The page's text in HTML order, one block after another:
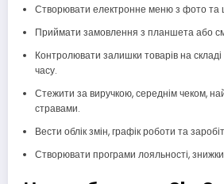
Створювати електронне меню з фото та
Приймати замовлення з планшета або
Контролювати залишки товарів на
часу.
Стежити за виручкою, середнім чеком,
стравами.
Вести облік змін, графік роботи та
Створювати програми лояльності, знижки